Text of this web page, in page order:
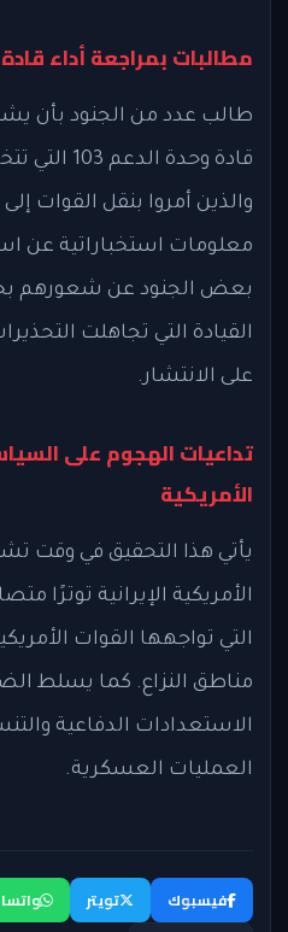
مطالبات بمراجعة أداء
طالب عدد من الجنود بأن
قادة وحدة
والذين أمروا بنقل القوات
معلومات استخباراتية عن
بعض الجنود عن شعورهم
القيادة التي تجاهلت
على الانتشار.
تداعيات الهجوم على
الأمريكية
يأتي هذا التحقيق في وقت
الأمريكية الإيرانية توترًا
التي تواجهها القوات
مناطق النزاع. كما يسلط
الاستعدادات الدفاعية
العمليات العسكرية.
فيسبوك تويتر